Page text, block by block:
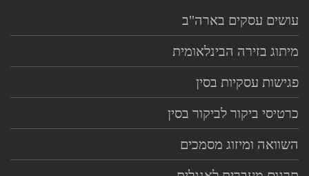
עושים עסקים בארה"ב
מיתוג בזירה הבינלאומית
פגישות עסקיות בסין
כרטיסי ביקור לביקור בסין
השוואה ומיזוג מסמכים